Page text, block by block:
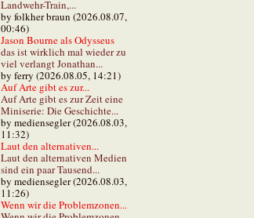
Landwehr-Train,...
by folkher braun (2026.08.07,
00:46)
Jason Bourne als Odysseus
das ist wirklich mal wieder zu
viel verlangt Jonathan...
by ferry (2026.08.05, 14:21)
Auf Arte gibt es zur...
Auf Arte gibt es zur Zeit eine
Miniserie: Die Geschichte...
by mediensegler (2026.08.03,
11:32)
Laut den alternativen...
Laut den alternativen Medien
sind ein paar Tausend...
by mediensegler (2026.08.03,
11:26)
Wenn wir die Problemzonen...